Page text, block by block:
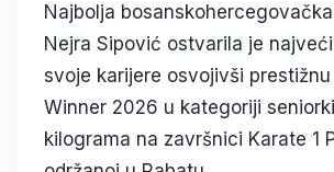
Najbolja
Nejra Sipović ostvarila je
svoje karijere osvojivši
Winner 2026 u kategoriji
kilograma na završnici Karate 1